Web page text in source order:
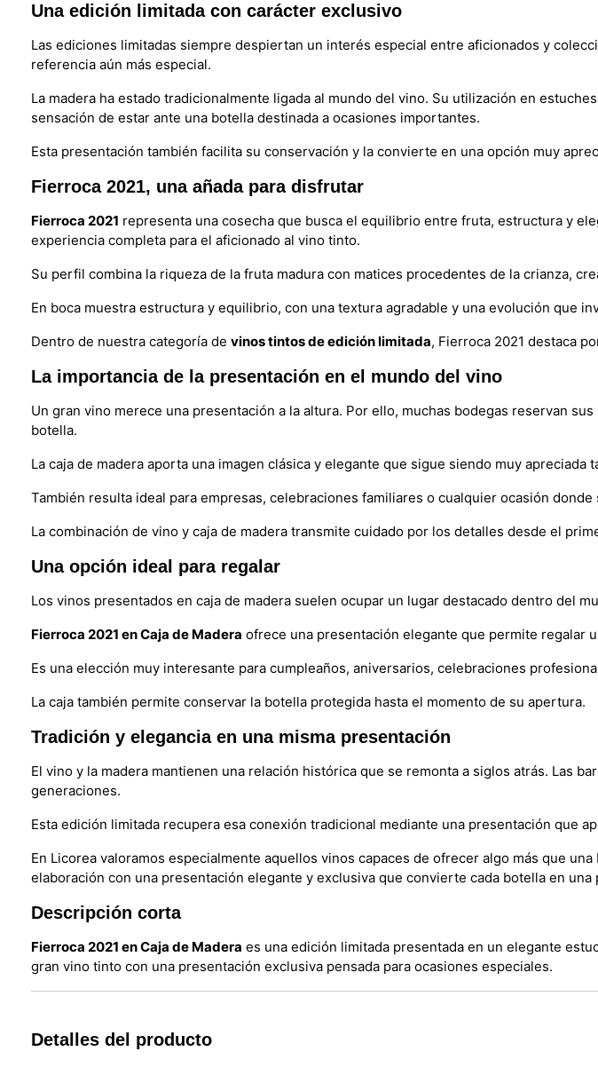
Una edición limitada con carácter exclusivo
Las ediciones limitadas siempre despiertan un interés especial entre aficionados y
referencia aún más especial.
La madera ha estado tradicionalmente ligada al mundo del vino. Su utilización en
sensación de estar ante una botella destinada a ocasiones importantes.
Esta presentación también facilita su conservación y la convierte en una opción muy
Fierroca 2021, una añada para disfrutar
Fierroca 2021 representa una cosecha que busca el equilibrio entre fruta, estructura y
experiencia completa para el aficionado al vino tinto.
Su perfil combina la riqueza de la fruta madura con matices procedentes de la crianza,
En boca muestra estructura y equilibrio, con una textura agradable y una evolución que
Dentro de nuestra categoría de vinos tintos de edición limitada, Fierroca 2021 destaca
La importancia de la presentación en el mundo del vino
Un gran vino merece una presentación a la altura. Por ello, muchas bodegas reservan
botella.
La caja de madera aporta una imagen clásica y elegante que sigue siendo muy
También resulta ideal para empresas, celebraciones familiares o cualquier ocasión
La combinación de vino y caja de madera transmite cuidado por los detalles desde el
Una opción ideal para regalar
Los vinos presentados en caja de madera suelen ocupar un lugar destacado dentro del
Fierroca 2021 en Caja de Madera ofrece una presentación elegante que permite regalar
Es una elección muy interesante para cumpleaños, aniversarios, celebraciones
La caja también permite conservar la botella protegida hasta el momento de su apertura.
Tradición y elegancia en una misma presentación
El vino y la madera mantienen una relación histórica que se remonta a siglos atrás. Las
generaciones.
Esta edición limitada recupera esa conexión tradicional mediante una presentación que
En Licorea valoramos especialmente aquellos vinos capaces de ofrecer algo más que una
elaboración con una presentación elegante y exclusiva que convierte cada botella en una
Descripción corta
Fierroca 2021 en Caja de Madera es una edición limitada presentada en un elegante
gran vino tinto con una presentación exclusiva pensada para ocasiones especiales.
Detalles del producto